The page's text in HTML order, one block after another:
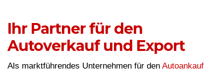
Ihr Partner für den
Autoverkauf und Export
Als marktführendes Unternehmen für den Autoankauf